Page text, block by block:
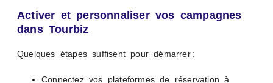
Activer et personnaliser vos campagnes
dans Tourbiz
Quelques étapes suffisent pour démarrer :
Connectez vos plateformes de réservation à